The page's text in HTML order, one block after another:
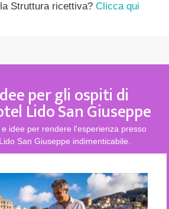
Struttura ricettiva? Clicca qui
per gli ospiti di
Lido San Giuseppe
idee per rendere l'esperienza presso
San Giuseppe indimenticabile.